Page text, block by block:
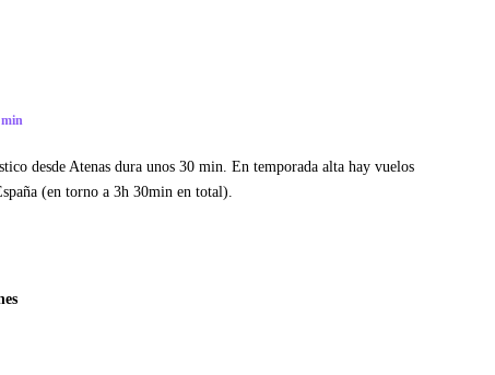
desde Atenas dura unos 30 min. En temporada alta hay vuelos
(en torno a 3h 30min en total).